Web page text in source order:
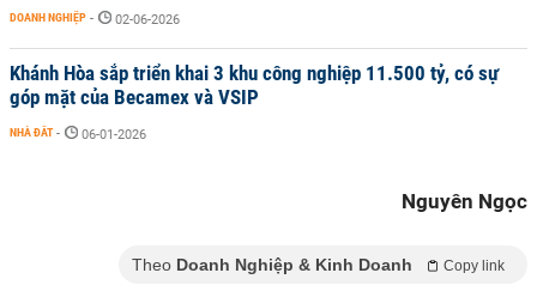
DOANH NGHIỆP - 02-06-2026
Khánh Hòa sắp triển khai 3 khu công nghiệp 11.500 tỷ, có sự
góp mặt của Becamex và VSIP
NHÀ ĐẤT - 06-01-2026
Nguyên Ngọc
Theo Doanh Nghiệp & Kinh Doanh Copy link